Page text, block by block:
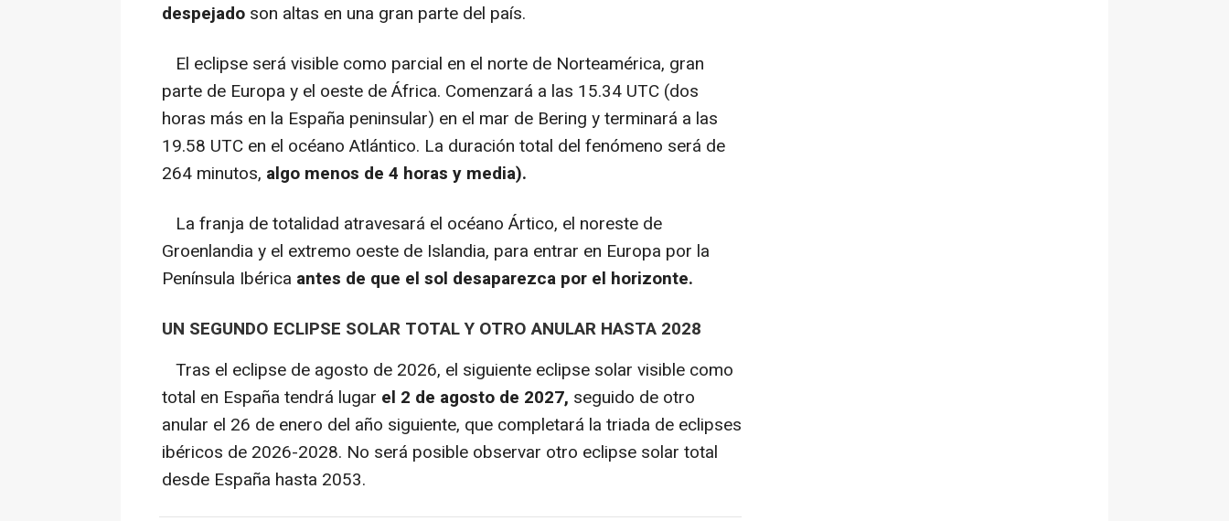
despejado son altas en una gran parte del país.
El eclipse será visible como parcial en el norte de Norteamérica, gran
parte de Europa y el oeste de África. Comenzará a las 15.34 UTC (dos
horas más en la España peninsular) en el mar de Bering y terminará a las
19.58 UTC en el océano Atlántico. La duración total del fenómeno será de
264 minutos, algo menos de 4 horas y media).
La franja de totalidad atravesará el océano Ártico, el noreste de
Groenlandia y el extremo oeste de Islandia, para entrar en Europa por la
Península Ibérica antes de que el sol desaparezca por el horizonte.
UN SEGUNDO ECLIPSE SOLAR TOTAL Y OTRO ANULAR HASTA 2028
Tras el eclipse de agosto de 2026, el siguiente eclipse solar visible como
total en España tendrá lugar el 2 de agosto de 2027, seguido de otro
anular el 26 de enero del año siguiente, que completará la triada de eclipses
ibéricos de 2026-2028. No será posible observar otro eclipse solar total
desde España hasta 2053.